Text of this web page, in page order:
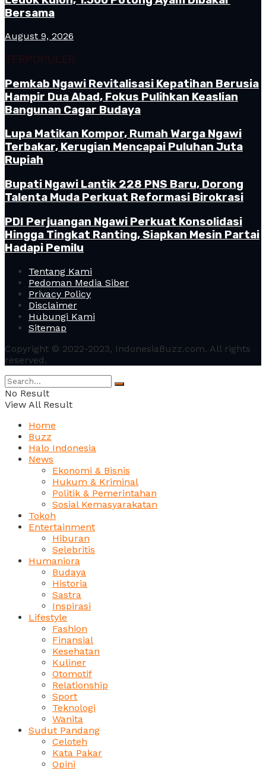
Bersama
August 9, 2026
TERPOPULER
Pemkab Ngawi Revitalisasi Kepatihan Berusia
Hampir Dua Abad, Fokus Pulihkan Keaslian
Bangunan Cagar Budaya
Lupa Matikan Kompor, Rumah Warga Ngawi
Terbakar, Kerugian Mencapai Puluhan Juta
Rupiah
Bupati Ngawi Lantik 228 PNS Baru, Dorong
Talenta Muda Perkuat Reformasi Birokrasi
PDI Perjuangan Ngawi Perkuat Konsolidasi
Hingga Tingkat Ranting, Siapkan Mesin Partai
Hadapi Pemilu
Tentang Kami
Pedoman Media Siber
Privacy Policy
Disclaimer
Hubungi Kami
Sitemap
Copyright © 2022-2023, IndonesiaBuzz.com. All rights
reserved.
No Result
View All Result
Home
Buzz
Halo Indonesia
News
Ekonomi & Bisnis
Hukum & Kriminal
Politik & Pemerintahan
Sosial Kemasyarakatan
Tokoh
Entertainment
Hiburan
Selebritis
Humaniora
Budaya
Historia
Sastra
Inspirasi
Lifestyle
Fashion
Finansial
Kesehatan
Kuliner
Otomotif
Relationship
Sport
Teknologi
Wanita
Sudut Pandang
Celoteh
Kata Pakar
Opini